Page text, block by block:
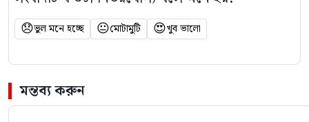
😞ভুল মনে হচ্ছে 😐মোটামুটি 😍খুব ভালো
মন্তব্য করুন